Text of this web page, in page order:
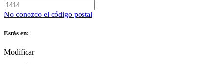
No conozco el código postal
Estás en:
Modificar